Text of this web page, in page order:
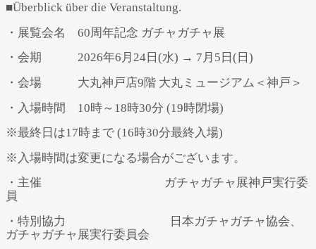
■Überblick über die Veranstaltung.
・展覧会名 60周年記念 ガチャガチャ展
・会期 2026年6月24日(水) → 7月5日(日)
・会場 大丸神戸店9階 大丸ミュージアム＜神戸＞
・入場時間 10時～18時30分 (19時閉場)
※最終日は17時まで (16時30分最終入場)
※入場時間は変更になる場合がございます。
・主催 ガチャガチャ展神戸実行委
員
・特別協力 日本ガチャガチャ協会、
ガチャガチャ展実行委員会